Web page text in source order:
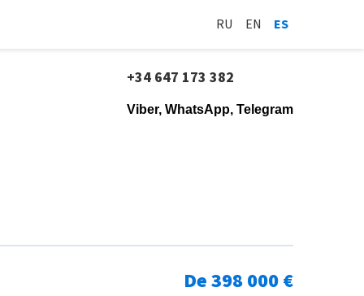
RU EN ES
+34 647 173 382
Viber, WhatsApp, Telegram
De 398 000 €